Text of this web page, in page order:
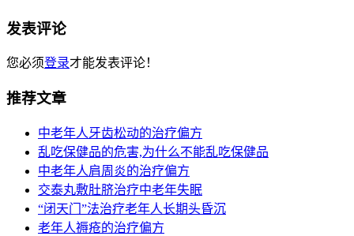
发表评论
您必须登录才能发表评论！
推荐文章
中老年人牙齿松动的治疗偏方
乱吃保健品的危害,为什么不能乱吃保健品
中老年人肩周炎的治疗偏方
交泰丸敷肚脐治疗中老年失眠
“闭天门”法治疗老年人长期头昏沉
老年人褥疮的治疗偏方